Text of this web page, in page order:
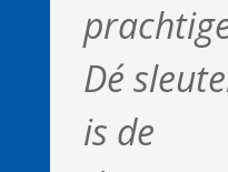
Dé
is de